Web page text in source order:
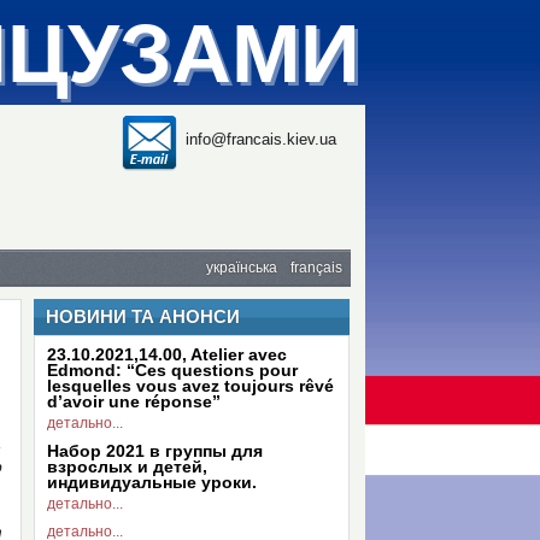
info@francais.kiev.ua
українська français
НОВИНИ ТА АНОНСИ
23.10.2021,14.00, Atelier avec
Edmond: “Ces questions pour
lesquelles vous avez toujours rêvé
d’avoir une réponse”
детально...
Набор 2021 в группы для
взрослых и детей,
индивидуальные уроки.
детально...
детально...